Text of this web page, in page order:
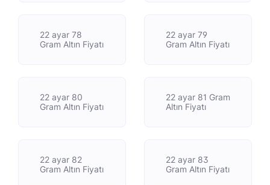
22 ayar 78
Gram Altın Fiyatı
22 ayar 79
Gram Altın Fiyatı
22 ayar 80
Gram Altın Fiyatı
22 ayar 81 Gram
Altın Fiyatı
22 ayar 82
Gram Altın Fiyatı
22 ayar 83
Gram Altın Fiyatı